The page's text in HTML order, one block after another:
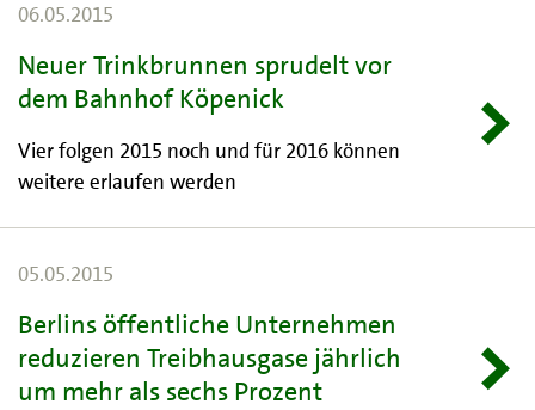
06.05.2015
Neuer Trinkbrunnen sprudelt vor
dem Bahnhof Köpenick
Vier folgen 2015 noch und für 2016 können
weitere erlaufen werden
05.05.2015
Berlins öffentliche Unternehmen
reduzieren Treibhausgase jährlich
um mehr als sechs Prozent